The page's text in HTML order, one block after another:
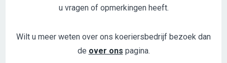
u vragen of opmerkingen heeft.
Wilt u meer weten over ons koeriersbedrijf bezoek dan
de over ons pagina.